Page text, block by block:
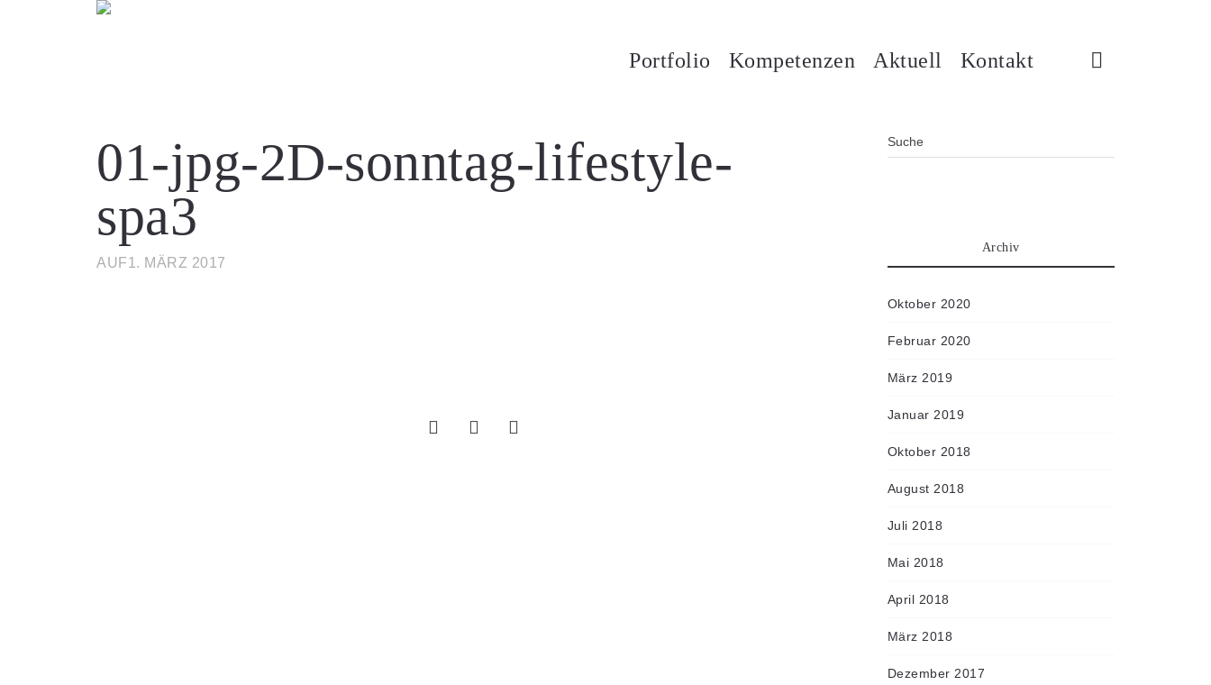
Portfolio Kompetenzen Aktuell Kontakt
01-jpg-2D-sonntag-lifestyle-
spa3
AUF1. MÄRZ 2017
Archiv
Oktober 2020
Februar 2020
März 2019
Januar 2019
Oktober 2018
August 2018
Juli 2018
Mai 2018
April 2018
März 2018
Dezember 2017